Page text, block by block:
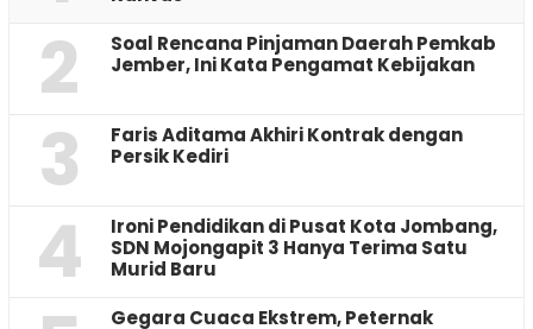
2
‎Soal Rencana Pinjaman Daerah Pemkab
Jember, Ini Kata Pengamat Kebijakan ‎
3
Faris Aditama Akhiri Kontrak dengan
Persik Kediri
4
Ironi Pendidikan di Pusat Kota Jombang,
SDN Mojongapit 3 Hanya Terima Satu
Murid Baru
‎Gegara Cuaca Ekstrem, Peternak